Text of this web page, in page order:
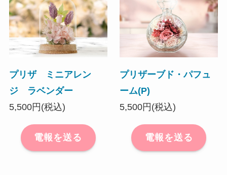
プリザ ミニアレン
ジ ラベンダー
5,500円(税込)
電報を送る
プリザーブド・パフュ
ーム(P)
5,500円(税込)
電報を送る